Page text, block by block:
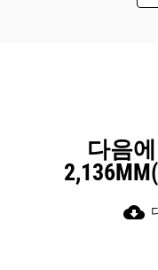
다음
cloud_download